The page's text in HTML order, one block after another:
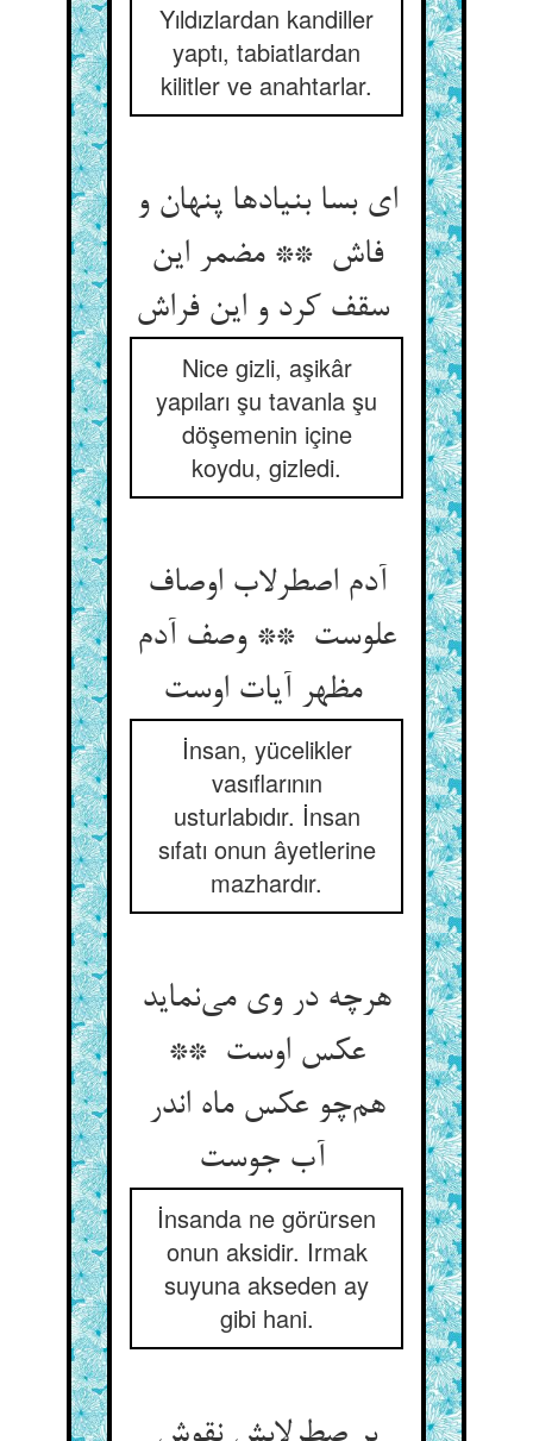
Yıldızlardan kandiller
yaptı, tabiatlardan
kilitler ve anahtarlar.
ای بسا بنیادها پنهان و
فاش ** مضمر این
سقف کرد و این فراش
Nice gizli, aşikâr
yapıları şu tavanla şu
döşemenin içine
koydu, gizledi.
آدم اصطرلاب اوصاف
علوست ** وصف آدم
مظهر آیات اوست
İnsan, yücelikler
vasıflarının
usturlabıdır. İnsan
sıfatı onun âyetlerine
mazhardır.
هرچه در وی می‌نماید
عکس اوست **
هم‌چو عکس ماه اندر
İnsanda ne görürsen
onun aksidir. Irmak
suyuna akseden ay
gibi hani.